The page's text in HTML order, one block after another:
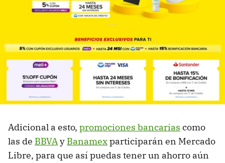
Adicional a esto, promociones bancarias como
las de BBVAy Banamexparticiparán en Mercado
Libre, para que así puedas tener un ahorro aún